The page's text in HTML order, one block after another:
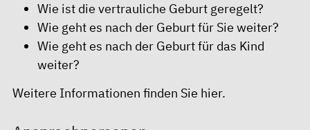
Wie ist die vertrauliche Geburt geregelt?
Wie geht es nach der Geburt für Sie weiter?
Wie geht es nach der Geburt für das Kind
weiter?
Weitere Informationen finden Sie hier.